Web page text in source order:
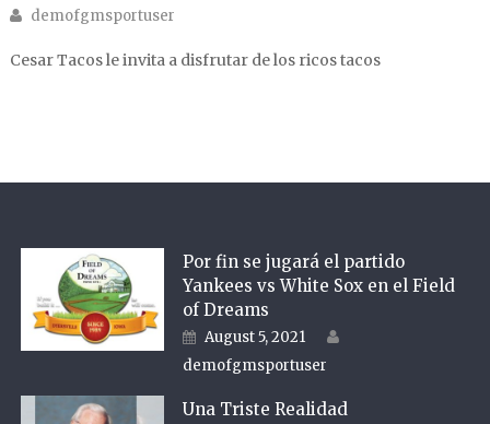
Author
demofgmsportuser
Cesar Tacos le invita a disfrutar de los ricos tacos
Por fin se jugará el partido
Yankees vs White Sox en el Field
of Dreams
Posted on
August 5, 2021
demofgmsportuser
Una Triste Realidad